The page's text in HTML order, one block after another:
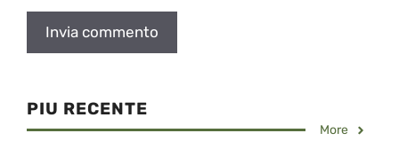
PIU RECENTE
More